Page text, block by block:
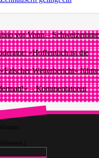
vor Vonn –
«Hoffentlich ist die
Wetterbericht» führte
– Kommentatoren